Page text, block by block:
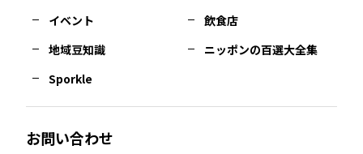
愛知エリア
兵庫エリア
徳島エリア
大分エリア
イベント
飲食店
地域豆知識
ニッポンの百選大全集
Sporkle
お問い合わせ